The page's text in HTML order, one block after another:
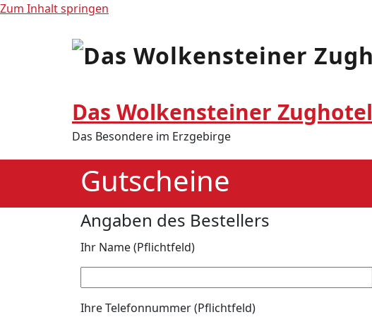
Zum Inhalt springen
Das Wolkensteiner Zughotel
Das Besondere im Erzgebirge
Gutscheine
Angaben des Bestellers
Ihr Name (Pflichtfeld)
Ihre Telefonnummer (Pflichtfeld)